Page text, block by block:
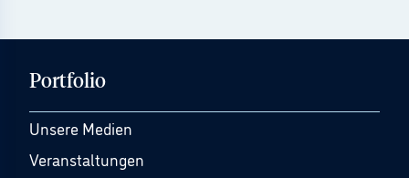
Portfolio
Unsere Medien
Veranstaltungen